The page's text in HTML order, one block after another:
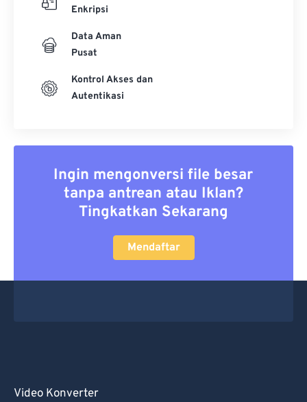
Enkripsi
Data Aman
Pusat
Kontrol Akses dan
Autentikasi
Ingin mengonversi file besar
tanpa antrean atau Iklan?
Tingkatkan Sekarang
Mendaftar
Video Konverter